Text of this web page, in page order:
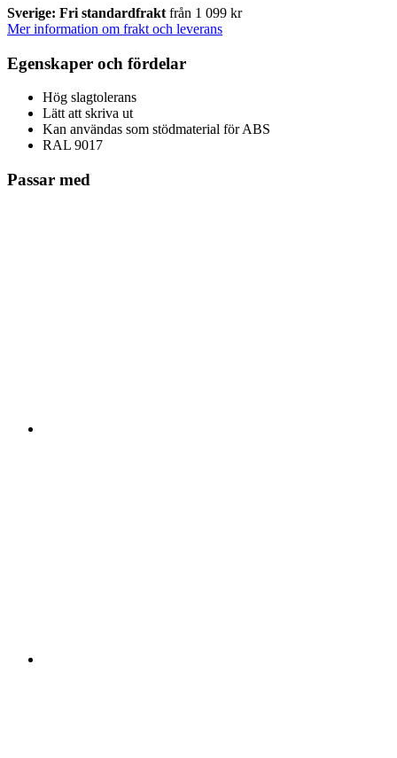
Sverige: Fri standardfrakt från 1 099 kr
Mer information om frakt och leverans
Egenskaper och fördelar
Hög slagtolerans
Lätt att skriva ut
Kan användas som stödmaterial för ABS
RAL 9017
Passar med